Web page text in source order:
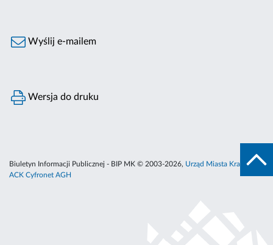
Wyślij e-mailem
Wersja do druku
Biuletyn Informacji Publicznej - BIP MK © 2003-2026, Urząd Miasta Krakowa
ACK Cyfronet AGH